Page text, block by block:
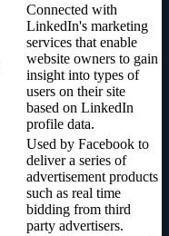
Connected with
LinkedIn's marketing
services that enable
website owners to gain
insight into types of
users on their site
based on LinkedIn
profile data.
Used by Facebook to
deliver a series of
advertisement products
such as real time
bidding from third
party advertisers.